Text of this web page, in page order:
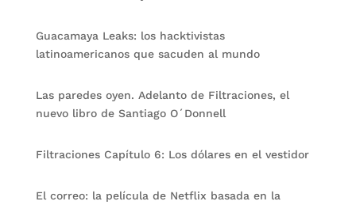
Guacamaya Leaks: los hacktivistas
latinoamericanos que sacuden al mundo
Las paredes oyen. Adelanto de Filtraciones, el
nuevo libro de Santiago O´Donnell
Filtraciones Capítulo 6: Los dólares en el vestidor
El correo: la película de Netflix basada en la